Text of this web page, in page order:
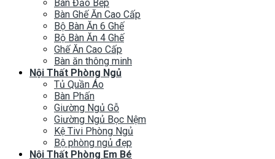
Bàn Đảo Bếp
Bàn Ghế Ăn Cao Cấp
Bộ Bàn Ăn 6 Ghế
Bộ Bàn Ăn 4 Ghế
Ghế Ăn Cao Cấp
Bàn ăn thông minh
Nội Thất Phòng Ngủ
Tủ Quần Áo
Bàn Phấn
Giường Ngủ Gỗ
Giường Ngủ Bọc Nệm
Kệ Tivi Phòng Ngủ
Bộ phòng ngủ đẹp
Nội Thất Phòng Em Bé